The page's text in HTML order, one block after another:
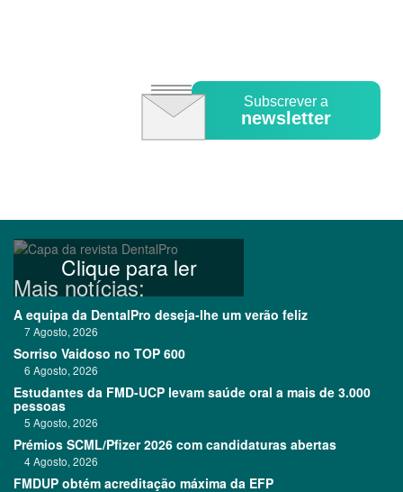
Subscrever a
newsletter
Clique para ler
Mais notícias:
A equipa da DentalPro deseja-lhe um verão feliz
7 Agosto, 2026
Sorriso Vaidoso no TOP 600
6 Agosto, 2026
Estudantes da FMD-UCP levam saúde oral a mais de 3.000
pessoas
5 Agosto, 2026
Prémios SCML/Pfizer 2026 com candidaturas abertas
4 Agosto, 2026
FMDUP obtém acreditação máxima da EFP